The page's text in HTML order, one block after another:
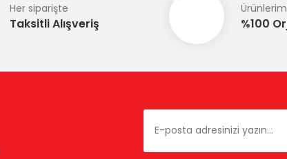
Her siparişte
Taksitli Alışveriş %100